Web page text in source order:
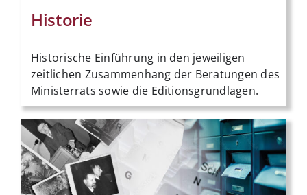
Historie
Historische Einführung in den jeweiligen
zeitlichen Zusammenhang der Beratungen des
Ministerrats sowie die Editionsgrundlagen.